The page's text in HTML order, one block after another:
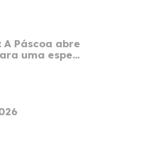
A Páscoa abre
uma espe...